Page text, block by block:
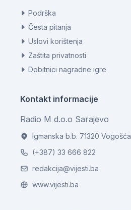
Podrška
Česta pitanja
Uslovi korištenja
Zaštita privatnosti
Dobitnici nagradne igre
Kontakt informacije
Radio M d.o.o Sarajevo
Igmanska b.b. 71320 Vogošća
(+387) 33 666 822
redakcija@vijesti.ba
www.vijesti.ba